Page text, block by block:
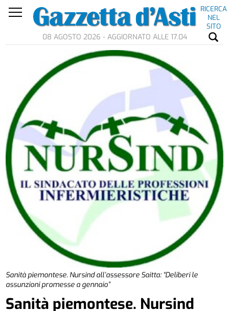
RICERCA
NEL
SITO
08 AGOSTO 2026 - AGGIORNATO ALLE 17.04
Sanità piemontese. Nursind all’assessore Saitta: “Deliberi le
assunzioni promesse a gennaio”
Sanità piemontese. Nursind